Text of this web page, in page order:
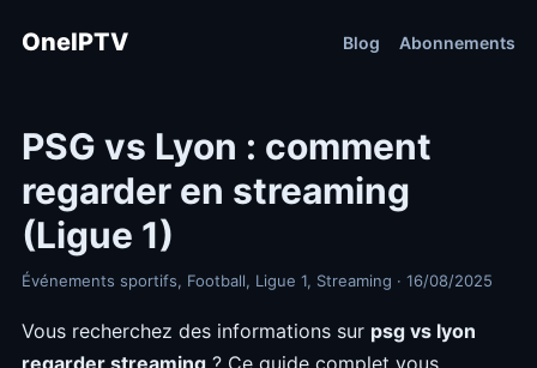
OneIPTV Blog Abonnements
PSG vs Lyon : comment
regarder en streaming
(Ligue 1)
Événements sportifs, Football, Ligue 1, Streaming · 16/08/2025
Vous recherchez des informations sur psg vs lyon
regarder streaming ? Ce guide complet vous